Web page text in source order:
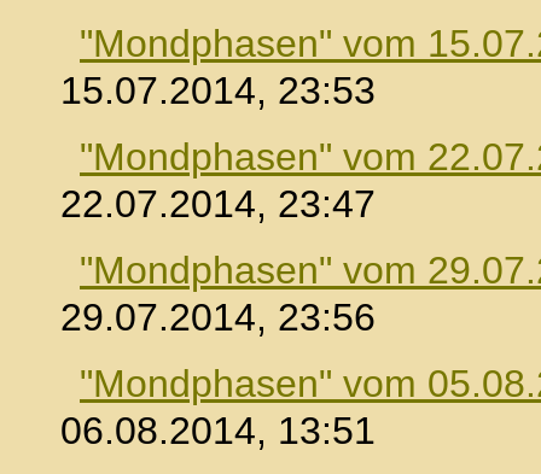
"Mondphasen" vom
15.07.2014, 23:53
"Mondphasen" vom
22.07.2014, 23:47
"Mondphasen" vom
29.07.2014, 23:56
"Mondphasen" vom
06.08.2014, 13:51